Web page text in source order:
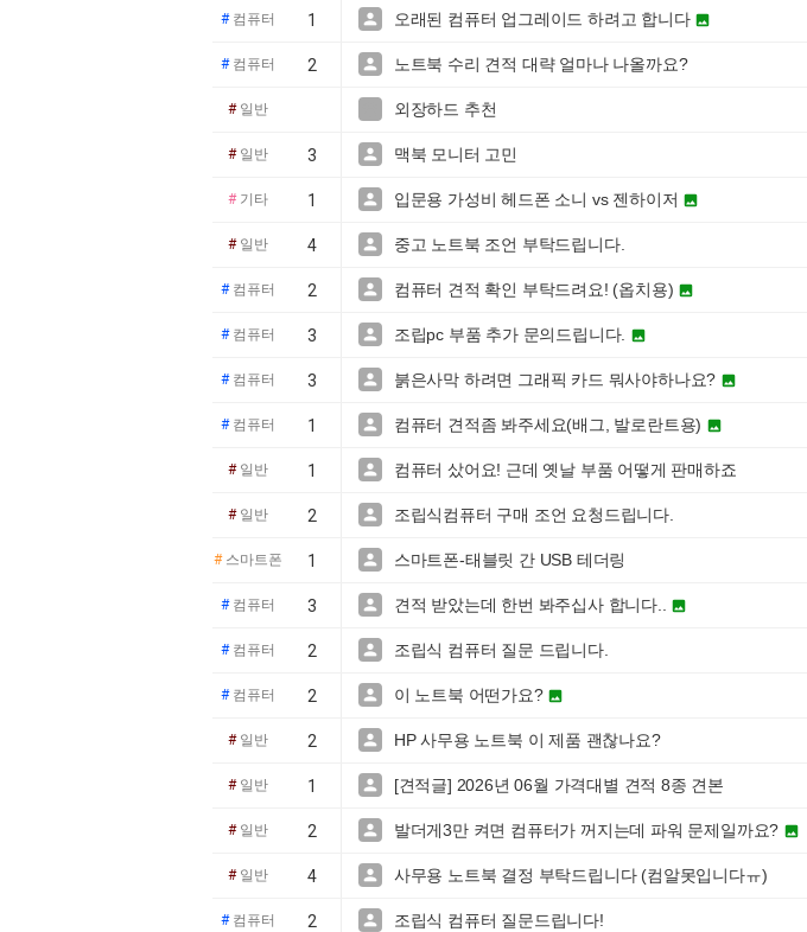
#컴퓨터 1  오래된 컴퓨터 업그레이드 하려고 합니다 
#컴퓨터 2  노트북 수리 견적 대략 얼마나 나올까요?
#일반 외장하드 추천
#일반 3  맥북 모니터 고민
#기타 1  입문용 가성비 헤드폰 소니 vs 젠하이저 
#일반 4  중고 노트북 조언 부탁드립니다.
#컴퓨터 2  컴퓨터 견적 확인 부탁드려요! (옵치용) 
#컴퓨터 3  조립pc 부품 추가 문의드립니다. 
#컴퓨터 3  붉은사막 하려면 그래픽 카드 뭐사야하나요? 
#컴퓨터 1  컴퓨터 견적좀 봐주세요(배그, 발로란트용) 
#일반 1  컴퓨터 샀어요! 근데 옛날 부품 어떻게 판매하죠
#일반 2  조립식컴퓨터 구매 조언 요청드립니다.
#스마트폰 1  스마트폰-태블릿 간 USB 테더링
#컴퓨터 3  견적 받았는데 한번 봐주십사 합니다.. 
#컴퓨터 2  조립식 컴퓨터 질문 드립니다.
#컴퓨터 2  이 노트북 어떤가요? 
#일반 2  HP 사무용 노트북 이 제품 괜찮나요?
#일반 1  [견적글] 2026년 06월 가격대별 견적 8종 견본
#일반 2  발더게3만 켜면 컴퓨터가 꺼지는데 파워 문제일까요? 
#일반 4  사무용 노트북 결정 부탁드립니다 (컴알못입니다ㅠ)
#컴퓨터 2  조립식 컴퓨터 질문드립니다!